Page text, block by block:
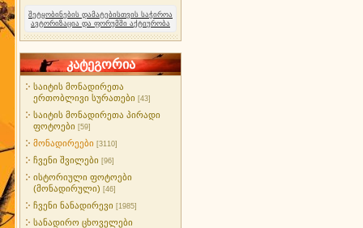
შეტყობინების დამატებისთვის საჭიროა
ავტორიზაცია და ფორუმში აქტიურობა
კატეგორია
საიტის მონადირეთა
ერთობლივი სურათები [43]
საიტის მონადირეთა პირადი
ფოტოები [59]
მონადირეები [3110]
ჩვენი შვილები [96]
ისტორიული ფოტოები
(მონადირული) [46]
ჩვენი ნანადირევი [1985]
სანადირო ცხოველები